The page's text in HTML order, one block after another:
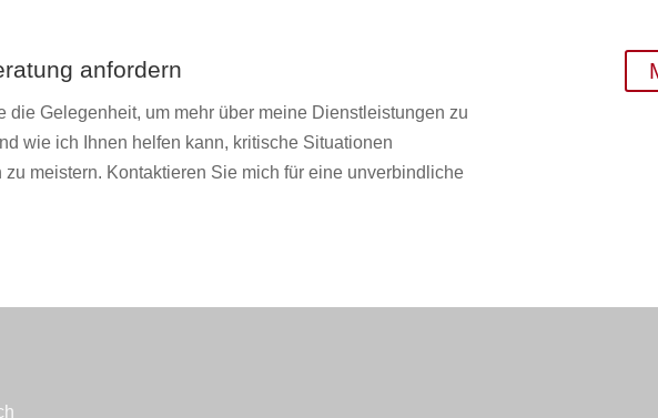
anfordern
die Gelegenheit, um mehr über meine Dienstleistungen zu
wie ich Ihnen helfen kann, kritische Situationen
zu meistern. Kontaktieren Sie mich für eine unverbindliche